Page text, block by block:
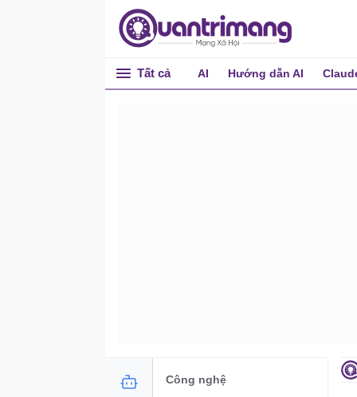
Tất cả AI Hướng dẫn AI
Công nghệ